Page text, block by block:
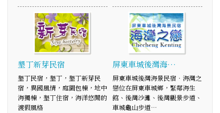
墾丁新芽民宿
墾丁民宿，墾丁，墾丁新芽民
宿，異國風情，庭園包棟，地中
海獨棟，墾丁住宿，海洋悠閒的
渡假風格
屏東車城後灣海…
屏東車城後灣海景民宿‧海灣之
戀位在屏東車城鄉，緊鄰海生
館、後灣沙灘、後灣觀景步道、
車城龜山步道…